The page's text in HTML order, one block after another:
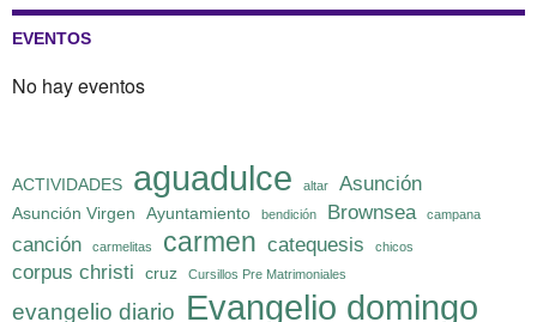
EVENTOS
No hay eventos
ACTIVIDADES aguadulce altar Asunción
Asunción Virgen Ayuntamiento bendición Brownsea campana
canción carmelitas carmen catequesis chicos
corpus christi cruz Cursillos Pre Matrimoniales
evangelio diario Evangelio domingo